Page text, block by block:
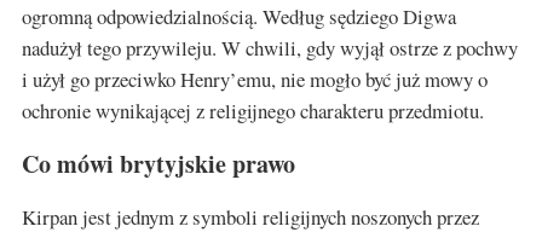
ogromną odpowiedzialnością. Według sędziego Digwa
nadużył tego przywileju. W chwili, gdy wyjął ostrze z pochwy
i użył go przeciwko Henry’emu, nie mogło być już mowy o
ochronie wynikającej z religijnego charakteru przedmiotu.
Co mówi brytyjskie prawo
Kirpan jest jednym z symboli religijnych noszonych przez